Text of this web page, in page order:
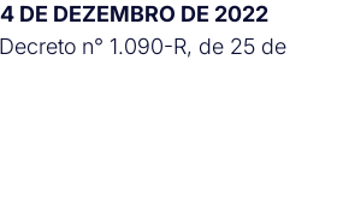
DE DEZEMBRO DE 2022
n° 1.090-R, de 25 de